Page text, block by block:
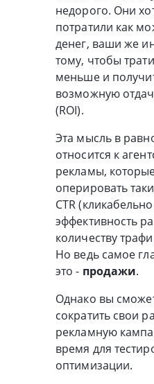
недорого. Они
потратили как
денег, ваши же
тому, чтобы
меньше и
возможную
(ROI).
Эта мысль в
относится к
рекламы,
оперировать
CTR
эффективность
количеству
Но ведь самое
это - продажи.
Однако вы
сократить свои
рекламную
время для
оптимизации.